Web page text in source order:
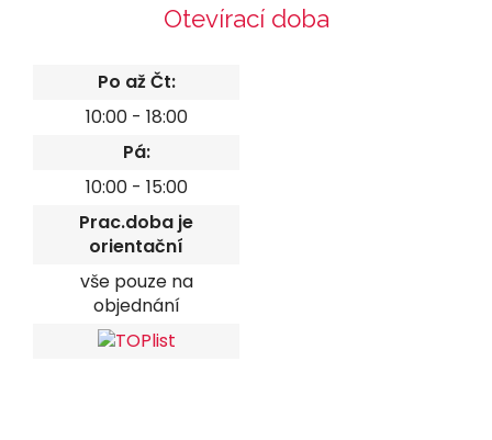
Otevírací doba
Po až Čt:
10:00 - 18:00
Pá:
10:00 - 15:00
Prac.doba je
orientační
vše pouze na
objednání